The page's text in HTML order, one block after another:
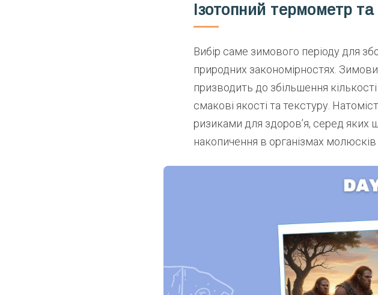
Ізотопний термометр та
Вибір саме зимового періоду для
природних закономірностях.
призводить до збільшення
смакові якості та текстуру.
ризиками для здоров’я, серед яких
накопичення в організмах молюсків